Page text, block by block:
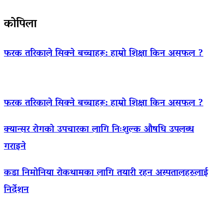
कोपिला
फरक तरिकाले सिक्ने बच्चाहरू: हाम्रो शिक्षा किन असफल ?
फरक तरिकाले सिक्ने बच्चाहरू: हाम्रो शिक्षा किन असफल ?
क्यान्सर रोगको उपचारका लागि निःशुल्क औषधि उपलब्ध
गराइने
कडा निमोनिया रोकथामका लागि तयारी रहन अस्पतालहरुलाई
निर्देशन